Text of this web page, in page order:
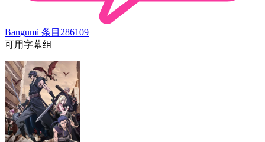
Bangumi 条目 286109
可用字幕组